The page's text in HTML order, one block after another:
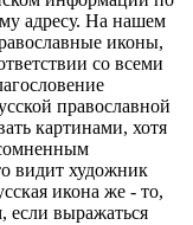
адресу. На нашем
иконы,
со всеми
православной
картинами, хотя
видит художник
икона же - то,
если выражаться